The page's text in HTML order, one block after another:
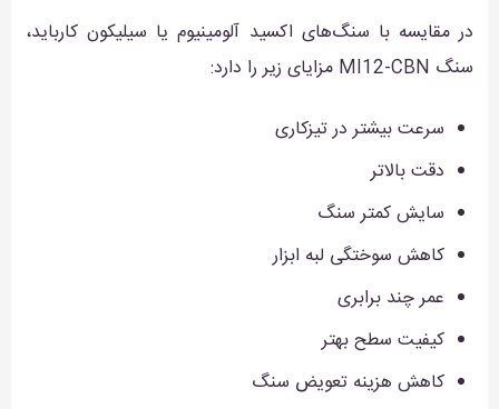
در مقایسه با سنگ‌های اکسید آلومینیوم یا سیلیکون کارباید،
سنگ MI12-CBN مزایای زیر را دارد:
سرعت بیشتر در تیزکاری
دقت بالاتر
سایش کمتر سنگ
کاهش سوختگی لبه ابزار
عمر چند برابری
کیفیت سطح بهتر
کاهش هزینه تعویض سنگ